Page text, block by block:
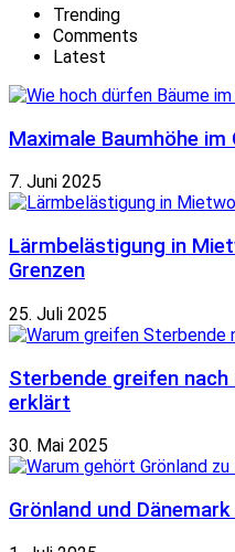
Trending
Comments
Latest
Maximale Baumhöhe
7. Juni 2025
Lärmbelästigung in
Grenzen
25. Juli 2025
Sterbende greifen nach
erklärt
30. Mai 2025
Grönland und